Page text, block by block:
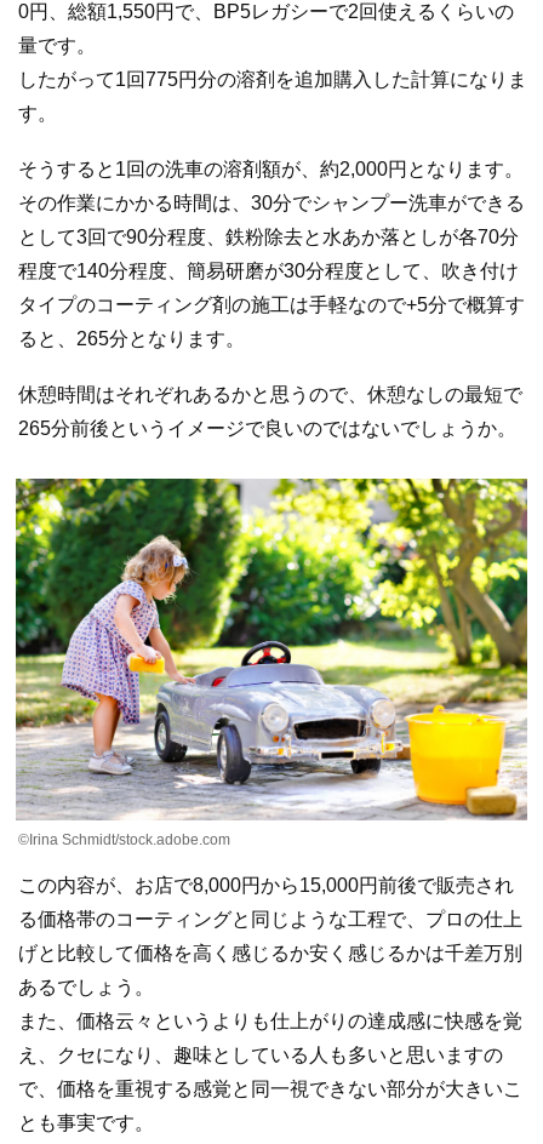
0円、総額1,550円で、BP5レガシーで2回使えるくらいの
量です。
したがって1回775円分の溶剤を追加購入した計算になりま
す。
そうすると1回の洗車の溶剤額が、約2,000円となります。
その作業にかかる時間は、30分でシャンプー洗車ができる
として3回で90分程度、鉄粉除去と水あか落としが各70分
程度で140分程度、簡易研磨が30分程度として、吹き付け
タイプのコーティング剤の施工は手軽なので+5分で概算す
ると、265分となります。
休憩時間はそれぞれあるかと思うので、休憩なしの最短で
265分前後というイメージで良いのではないでしょうか。
©Irina Schmidt/stock.adobe.com
この内容が、お店で8,000円から15,000円前後で販売され
る価格帯のコーティングと同じような工程で、プロの仕上
げと比較して価格を高く感じるか安く感じるかは千差万別
あるでしょう。
また、価格云々というよりも仕上がりの達成感に快感を覚
え、クセになり、趣味としている人も多いと思いますの
で、価格を重視する感覚と同一視できない部分が大きいこ
とも事実です。